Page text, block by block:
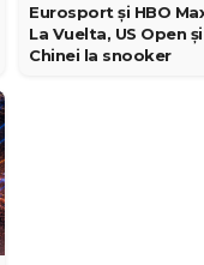
Eurosport și HBO
La Vuelta, US Open
Chinei la snooker